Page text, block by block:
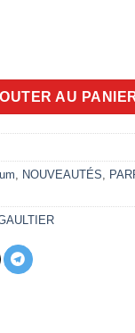
Blue 125ml EDP
AU
NOUVEAUTÉS